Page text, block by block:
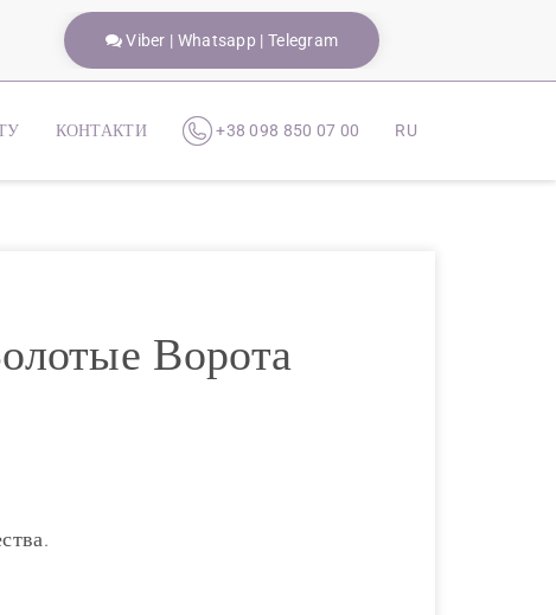
Viber | Whatsapp | Telegram
КОНТАКТИ +38 098 850 07 00 RU
Ворота